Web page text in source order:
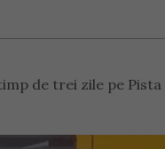
de trei zile pe